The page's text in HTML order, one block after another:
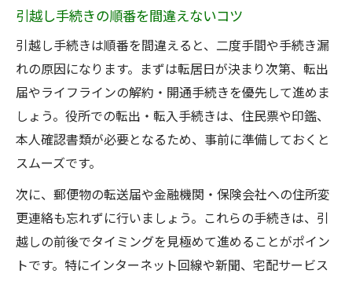
引越し手続きの順番を間違えないコツ
引越し手続きは順番を間違えると、二度手間や手続き漏
れの原因になります。まずは転居日が決まり次第、転出
届やライフラインの解約・開通手続きを優先して進めま
しょう。役所での転出・転入手続きは、住民票や印鑑、
本人確認書類が必要となるため、事前に準備しておくと
スムーズです。
次に、郵便物の転送届や金融機関・保険会社への住所変
更連絡も忘れずに行いましょう。これらの手続きは、引
越しの前後でタイミングを見極めて進めることがポイン
トです。特にインターネット回線や新聞、宅配サービス